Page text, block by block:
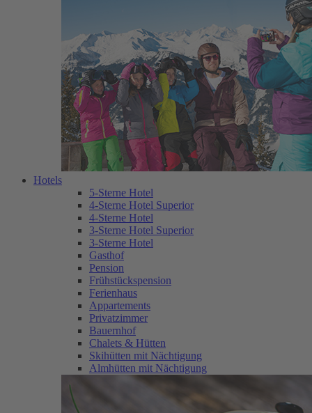
Hotels
5-Sterne Hotel
4-Sterne Hotel Superior
4-Sterne Hotel
3-Sterne Hotel Superior
3-Sterne Hotel
Gasthof
Pension
Frühstückspension
Ferienhaus
Appartements
Privatzimmer
Bauernhof
Chalets & Hütten
Skihütten mit Nächtigung
Almhütten mit Nächtigung